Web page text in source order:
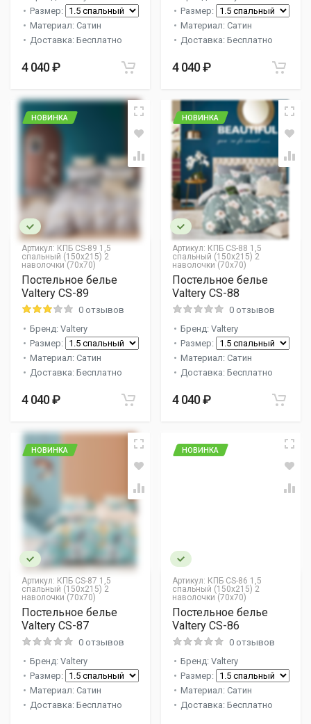
Размер:
Материал: Сатин
Доставка: Бесплатно
4 040 ₽
Размер:
Материал: Сатин
Доставка: Бесплатно
4 040 ₽
Артикул: КПБ CS-89 1,5
спальный (150х215) 2
наволочки (70х70)
НОВИНКА
Постельное белье
Valtery CS-89
0 отзывов
Бренд: Valtery
Размер:
Материал: Сатин
Доставка: Бесплатно
4 040 ₽
Артикул: КПБ CS-88 1,5
спальный (150х215) 2
наволочки (70х70)
НОВИНКА
Постельное белье
Valtery CS-88
0 отзывов
Бренд: Valtery
Размер:
Материал: Сатин
Доставка: Бесплатно
4 040 ₽
Артикул: КПБ CS-87 1,5
спальный (150х215) 2
наволочки (70х70)
НОВИНКА
Постельное белье
Valtery CS-87
0 отзывов
Бренд: Valtery
Размер:
Материал: Сатин
Доставка: Бесплатно
Артикул: КПБ CS-86 1,5
спальный (150х215) 2
наволочки (70х70)
НОВИНКА
Постельное белье
Valtery CS-86
0 отзывов
Бренд: Valtery
Размер:
Материал: Сатин
Доставка: Бесплатно